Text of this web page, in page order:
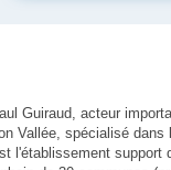
Guiraud, acteur
Vallée, spécialisé
l'établissement